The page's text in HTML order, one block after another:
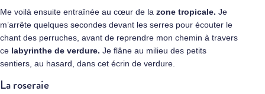
Me voilà ensuite entraînée au cœur de la zone tropicale. Je
m’arrête quelques secondes devant les serres pour écouter le
chant des perruches, avant de reprendre mon chemin à travers
ce labyrinthe de verdure. Je flâne au milieu des petits
sentiers, au hasard, dans cet écrin de verdure.
La roseraie